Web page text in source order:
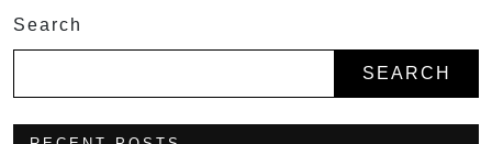
Search
SEARCH